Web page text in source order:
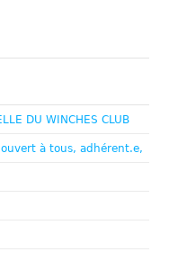
DU WINCHES CLUB
à tous, adhérent.e,